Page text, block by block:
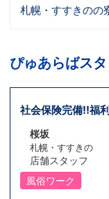
札幌・すすきのの
ぴゅあらばス
社会保険完備!!福
桜坂
札幌・すすきの
店舗スタッフ
風俗ワーク